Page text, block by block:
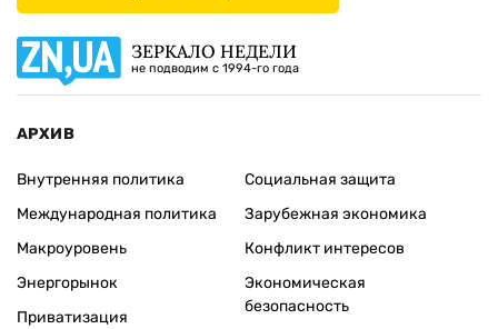
ЗЕРКАЛО НЕДЕЛИ
не подводим с 1994-го года
АРХИВ
Внутренняя политика
Международная политика
Макроуровень
Энергорынок
Приватизация
Социальная защита
Зарубежная экономика
Конфликт интересов
Экономическая
безопасность